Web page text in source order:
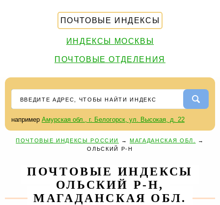
ПОЧТОВЫЕ ИНДЕКСЫ
ИНДЕКСЫ МОСКВЫ
ПОЧТОВЫЕ ОТДЕЛЕНИЯ
например Амурская обл., г. Белогорск, ул. Высокая, д. 22
ПОЧТОВЫЕ ИНДЕКСЫ РОССИИ →МАГАДАНСКАЯ ОБЛ.
→
ОЛЬСКИЙ Р-Н
ПОЧТОВЫЕ ИНДЕКСЫ
ОЛЬСКИЙ Р-Н,
МАГАДАНСКАЯ ОБЛ.